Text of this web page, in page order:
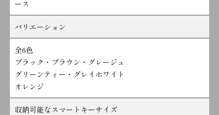
ース
バリエーション
全6色
ブラック・ブラウン・グレージュ
グリーンティー・グレイホワイト
オレンジ
収納可能なスマートキーサイズ